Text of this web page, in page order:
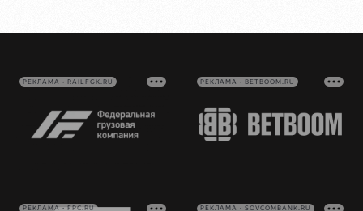
РЕКЛАМА • RAILFGK.RU РЕКЛАМА • BETBOOM.RU
РЕКЛАМА • FPC.RU РЕКЛАМА • SOVCOMBANK.RU